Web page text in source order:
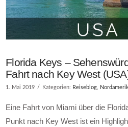
Florida Keys –
Fahrt nach Key West
1. Mai 2019 Kategorien: Reiseblog
Eine Fahrt von Miami über die
Punkt nach Key West ist ein